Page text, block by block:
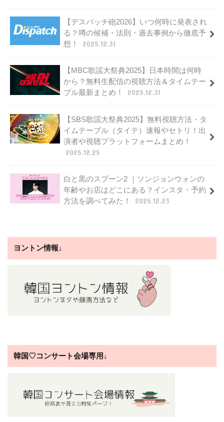
【デスパッチ砲2026】いつ何時に発表され
る？噂の候補・法則・過去事例から徹底予
想！
2025.12.31
【MBC歌謡大祭典2025】日本時間は何時
から？無料生配信の視聴方法＆タイムテー
ブル最新まとめ！
2025.12.31
【SBS歌謡大祭典2025】無料視聴方法・タ
イムテーブル（タイテ）速報やセトリ！出
演者や視聴プラットフォームまとめ！
2025.12.25
白と黒のスプーン2 ｜ソンジョンウォンの
年齢やお店はどこにある？インスタ・予約
方法を調べてみた！
2025.12.23
ヨントン情報↓
韓国♡コンサート会場専用↓